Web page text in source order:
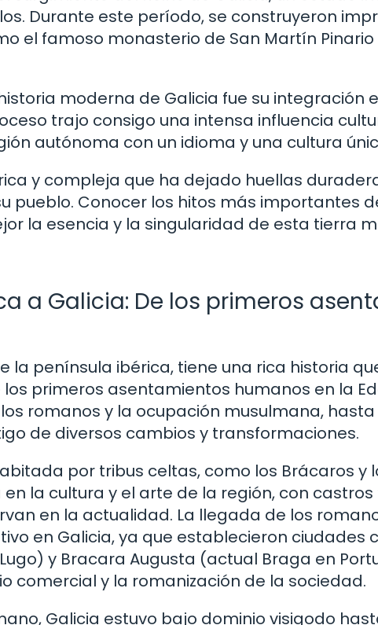
Durante este período, se construyeron
el famoso monasterio de San Martín
moderna de Galicia fue su integración
trajo consigo una intensa influencia
autónoma con un idioma y una cultura
y compleja que ha dejado huellas
pueblo. Conocer los hitos más importantes
la esencia y la singularidad de esta tierra
a Galicia: De los primeros
la península ibérica, tiene una rica historia
primeros asentamientos humanos en la
romanos y la ocupación musulmana,
de diversos cambios y transformaciones.
por tribus celtas, como los Brácaros y
la cultura y el arte de la región, con
en la actualidad. La llegada de los
en Galicia, ya que establecieron ciudades
y Bracara Augusta (actual Braga en
comercial y la romanización de la sociedad.
Galicia estuvo bajo dominio visigodo